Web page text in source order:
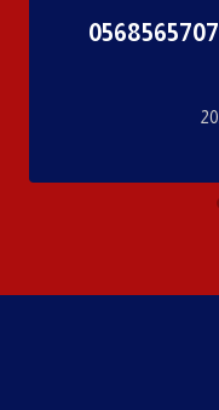
معلم تكسر وترميم بالعلا 0568565707